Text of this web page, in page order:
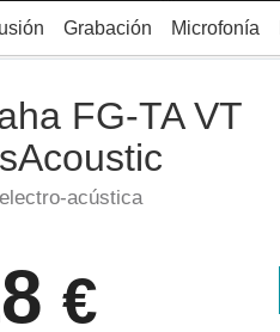
Grabación Microfonía
VT TransAcoustic
FG-TA VT
acústica
€